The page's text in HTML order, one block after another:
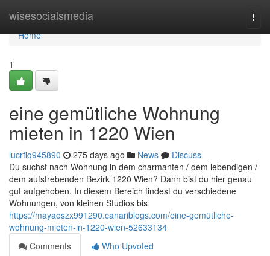
wisesocialsmedia
Home
Home
1
eine gemütliche Wohnung
mieten in 1220 Wien
lucrfiq945890 275 days ago News
Discuss
Du suchst nach Wohnung in dem charmanten / dem lebendigen /
dem aufstrebenden Bezirk 1220 Wien? Dann bist du hier genau
gut aufgehoben. In diesem Bereich findest du verschiedene
Wohnungen, von kleinen Studios bis
https://mayaoszx991290.canariblogs.com/eine-gemütliche-
wohnung-mieten-in-1220-wien-52633134
Comments
Who Upvoted